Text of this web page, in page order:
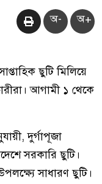
অ- অ+
ছুটি মিলিয়ে
আগামী ১ থেকে
দুর্গাপূজা
সরকারি ছুটি।
সাধারণ ছুটি।